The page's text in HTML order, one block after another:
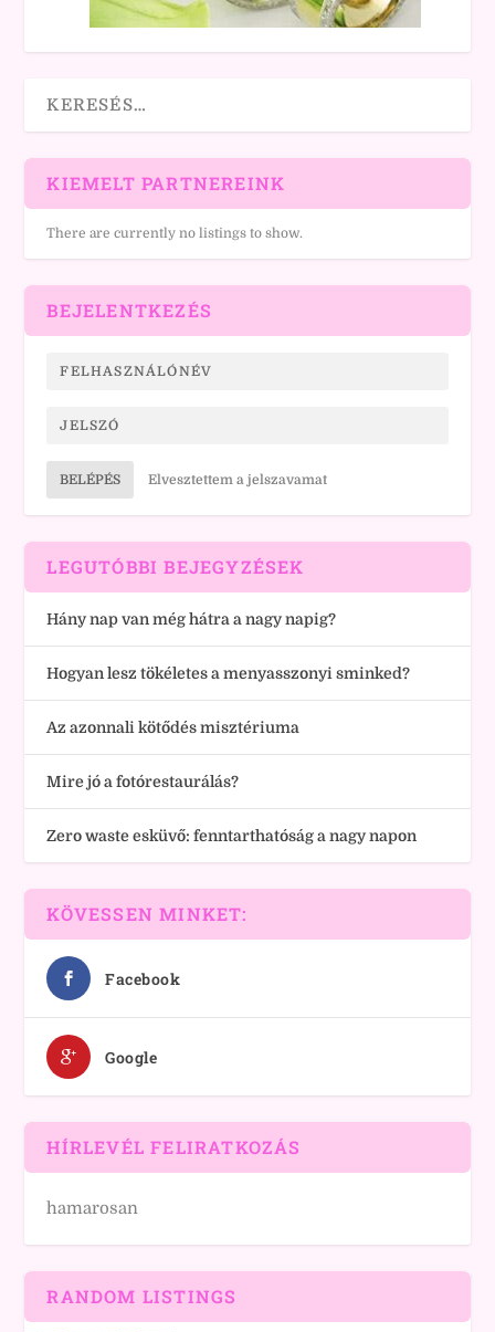
KIEMELT PARTNEREINK
There are currently no listings to show.
BEJELENTKEZÉS
BELÉPÉS Elvesztettem a jelszavamat
LEGUTÓBBI BEJEGYZÉSEK
Hány nap van még hátra a nagy napig?
Hogyan lesz tökéletes a menyasszonyi sminked?
Az azonnali kötődés misztériuma
Mire jó a fotórestaurálás?
Zero waste esküvő: fenntarthatóság a nagy napon
KÖVESSEN MINKET:
Facebook
Google
HÍRLEVÉL FELIRATKOZÁS
hamarosan
RANDOM LISTINGS